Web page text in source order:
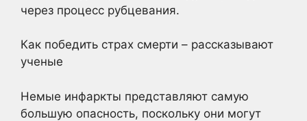
через процесс рубцевания.
Как победить страх смерти – рассказывают
ученые
Немые инфаркты представляют самую
большую опасность, поскольку они могут